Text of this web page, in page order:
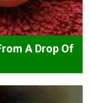
A Drop Of